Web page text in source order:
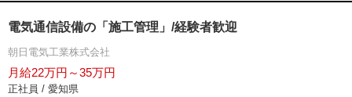
電気通信設備の「施工管理」/経験者歓迎
朝日電気工業株式会社
月給22万円～35万円
正社員 / 愛知県